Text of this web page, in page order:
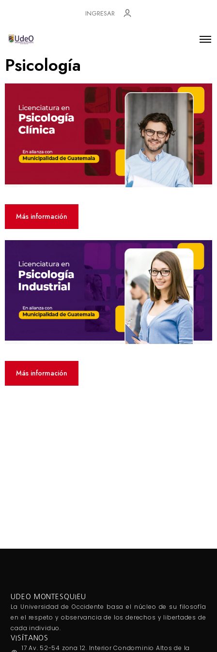
INGRESAR
Psicología
Más información
Más información
UDEO MONTESQUIEU
La Universidad de Occidente basa el núcleo de su filosofía
en el respeto y observancia de los derechos y libertades de
cada individuo.
VISÍTANOS
17 Av. 52-54 zona 12. Interior Condominio Altos de la